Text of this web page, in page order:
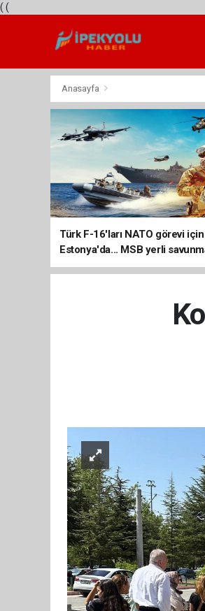
( (
Anasayfa
Türk F-16'ları NATO görevi için
Estonya'da... MSB yerli
sistemleriyle güçleniyor